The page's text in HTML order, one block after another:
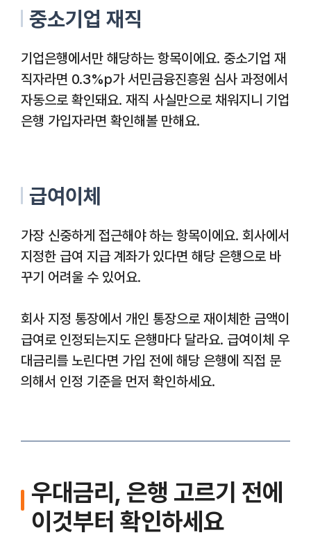
중소기업 재직
기업은행에서만 해당하는 항목이에요. 중소기업 재
직자라면 0.3%p가 서민금융진흥원 심사 과정에서
자동으로 확인돼요. 재직 사실만으로 채워지니 기업
은행 가입자라면 확인해볼 만해요.
급여이체
가장 신중하게 접근해야 하는 항목이에요. 회사에서
지정한 급여 지급 계좌가 있다면 해당 은행으로 바
꾸기 어려울 수 있어요.
회사 지정 통장에서 개인 통장으로 재이체한 금액이
급여로 인정되는지도 은행마다 달라요. 급여이체 우
대금리를 노린다면 가입 전에 해당 은행에 직접 문
의해서 인정 기준을 먼저 확인하세요.
우대금리, 은행 고르기 전에
이것부터 확인하세요